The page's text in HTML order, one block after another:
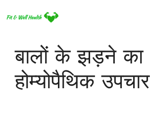
बालों के झड़ने का
होम्योपैथिक उपचार